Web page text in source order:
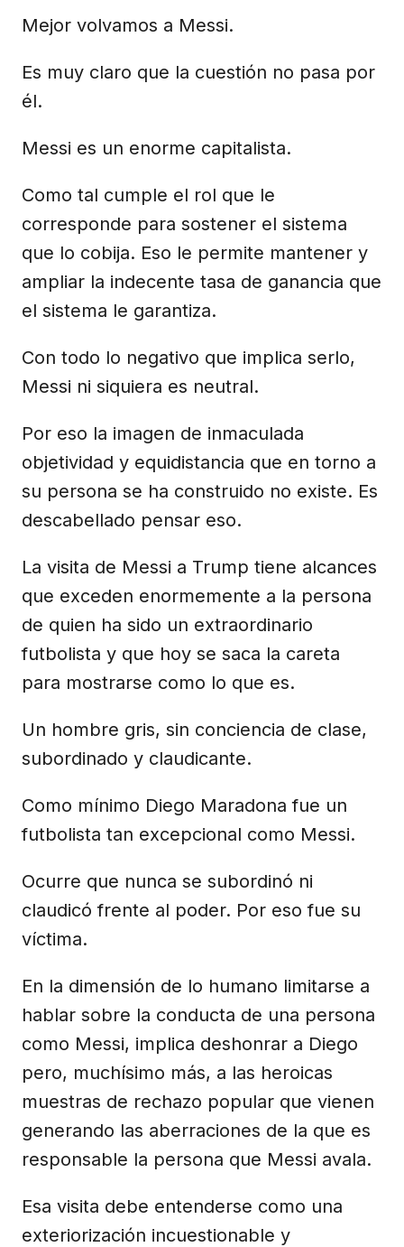
Mejor volvamos a Messi.
Es muy claro que la cuestión no pasa por
él.
Messi es un enorme capitalista.
Como tal cumple el rol que le
corresponde para sostener el sistema
que lo cobija. Eso le permite mantener y
ampliar la indecente tasa de ganancia que
el sistema le garantiza.
Con todo lo negativo que implica serlo,
Messi ni siquiera es neutral.
Por eso la imagen de inmaculada
objetividad y equidistancia que en torno a
su persona se ha construido no existe. Es
descabellado pensar eso.
La visita de Messi a Trump tiene alcances
que exceden enormemente a la persona
de quien ha sido un extraordinario
futbolista y que hoy se saca la careta
para mostrarse como lo que es.
Un hombre gris, sin conciencia de clase,
subordinado y claudicante.
Como mínimo Diego Maradona fue un
futbolista tan excepcional como Messi.
Ocurre que nunca se subordinó ni
claudicó frente al poder. Por eso fue su
víctima.
En la dimensión de lo humano limitarse a
hablar sobre la conducta de una persona
como Messi, implica deshonrar a Diego
pero, muchísimo más, a las heroicas
muestras de rechazo popular que vienen
generando las aberraciones de la que es
responsable la persona que Messi avala.
Esa visita debe entenderse como una
exteriorización incuestionable y